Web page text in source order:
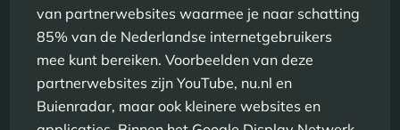
van partnerwebsites waarmee je naar schatting
85% van de Nederlandse internetgebruikers
mee kunt bereiken. Voorbeelden van deze
partnerwebsites zijn YouTube, nu.nl en
Buienradar, maar ook kleinere websites en